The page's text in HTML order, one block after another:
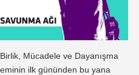
Mücadele ve Dayanışma
ilk gününden bu yana